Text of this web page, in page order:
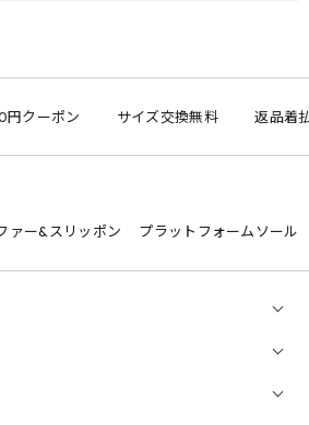
クーポン サイズ交換無料 返品着
ァー&スリッポン プラットフォームソール